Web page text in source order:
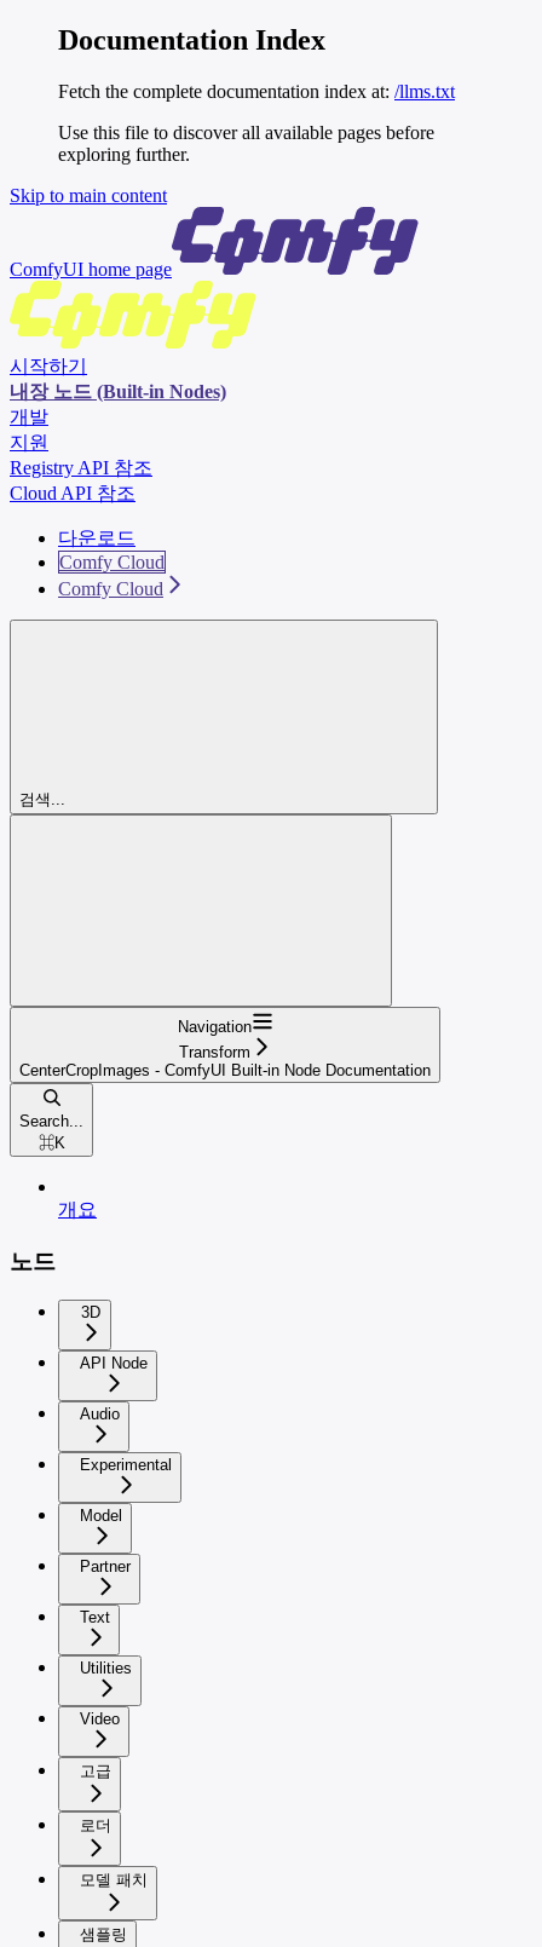
Documentation Index
Fetch the complete documentation index at: /llms.txt
Use this file to discover all available pages before
exploring further.
Skip to main content
ComfyUI home page
시작하기
내장 노드 (Built-in Nodes)
개발
지원
Registry API 참조
Cloud API 참조
다운로드
Comfy Cloud
Comfy Cloud
검색...
Navigation
Transform
CenterCropImages - ComfyUI Built-in Node Documentation
Search...
⌘K
개요
노드
3D
API Node
Audio
Experimental
Model
Partner
Text
Utilities
Video
고급
로더
모델 패치
샘플링